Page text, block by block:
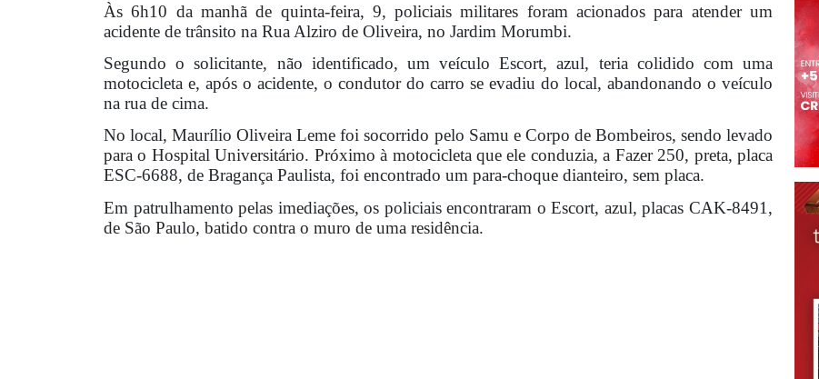
Às 6h10 da manhã de quinta-feira, 9, policiais militares foram acionados para atender um
acidente de trânsito na Rua Alziro de Oliveira, no Jardim Morumbi.
Segundo o solicitante, não identificado, um veículo Escort, azul, teria colidido com uma
motocicleta e, após o acidente, o condutor do carro se evadiu do local, abandonando o veículo
na rua de cima.
No local, Maurílio Oliveira Leme foi socorrido pelo Samu e Corpo de Bombeiros, sendo levado
para o Hospital Universitário. Próximo à motocicleta que ele conduzia, a Fazer 250, preta, placa
ESC-6688, de Bragança Paulista, foi encontrado um para-choque dianteiro, sem placa.
Em patrulhamento pelas imediações, os policiais encontraram o Escort, azul, placas CAK-8491,
de São Paulo, batido contra o muro de uma residência.